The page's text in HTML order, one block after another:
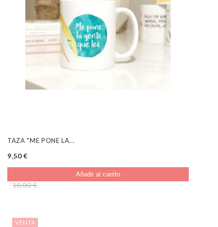
TAZA "ME PONE LA...
9,50 €
Añadir al carrito
10,00 €
VENTA